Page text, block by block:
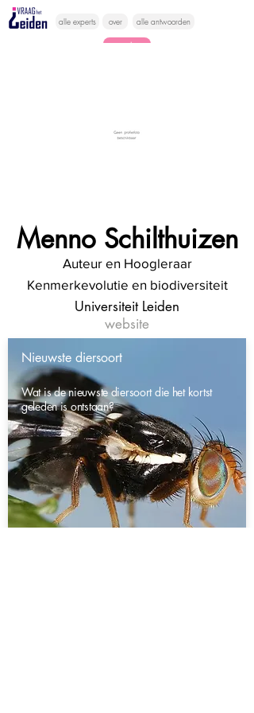
alle experts over alle antwoorden
vragen lessen
Menno Schilthuizen
Auteur en Hoogleraar
Kenmerkevolutie en biodiversiteit
Universiteit Leiden
website
Nieuwste diersoort
Wat is de nieuwste diersoort die het kortst
geleden is ontstaan?